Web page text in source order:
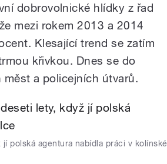
dobrovolnické hlídky z řad
mezi rokem 2013 a 2014
Klesající trend se zatím
křivkou. Dnes se do
a policejních útvarů.
polská agentura nabídla práci v kolínské